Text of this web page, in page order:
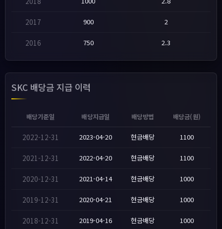
2017 900 2
2016 750 2.3
SKC 배당금 지급 이력
배당기준일 배당지급일 배당방법 배당금(원)
2022-12-31 2023-04-20 현금배당 1100
2021-12-31 2022-04-20 현금배당 1100
2020-12-31 2021-04-14 현금배당 1000
2019-12-31 2020-04-21 현금배당 1000
2018-12-31 2019-04-16 현금배당 1000